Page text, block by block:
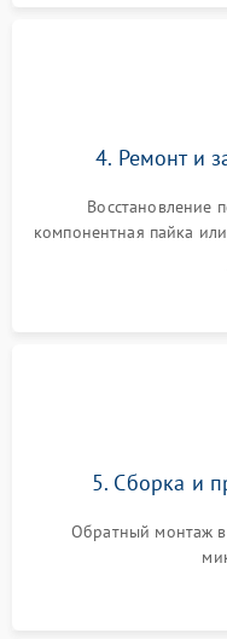
4. Ремонт и
Восстановление
компонентная пайка
5. Сборка и
Обратный монтаж